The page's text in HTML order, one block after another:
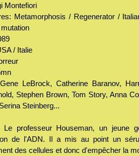
Montefiori
Metamorphosis / Regenerator /
/ Italie
LeBrock, Catherine Baranov,
Stephen Brown, Tom Story, Anna
Steinberg...
Le professeur Houseman, un jeune
de l'ADN. Il a mis au point un
des cellules et donc d'empêcher la